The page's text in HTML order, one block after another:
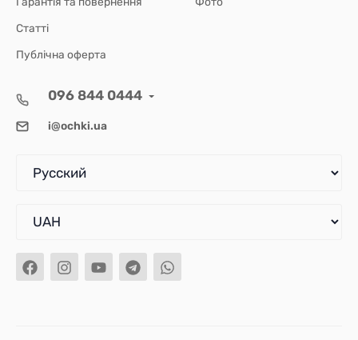
Статті
Публічна оферта
096 844 0444
i@ochki.ua